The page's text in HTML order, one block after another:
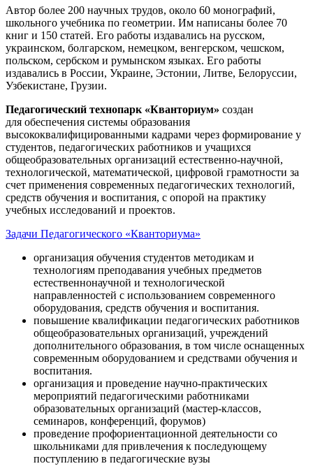
Автор более 200 научных трудов, около 60 монографий,
школьного учебника по геометрии. Им написаны более 70
книг и 150 статей. Его работы издавались на русском,
украинском, болгарском, немецком, венгерском, чешском,
польском, сербском и румынском языках. Его работы
издавались в России, Украине, Эстонии, Литве, Белоруссии,
Узбекистане, Грузии.
Педагогический технопарк «Кванториум» создан
для обеспечения системы образования
высококвалифицированными кадрами через формирование у
студентов, педагогических работников и учащихся
общеобразовательных организаций естественно-научной,
технологической, математической, цифровой грамотности за
счет применения современных педагогических технологий,
средств обучения и воспитания, с опорой на практику
учебных исследований и проектов.
Задачи Педагогического «Кванториума»
организация обучения студентов методикам и
технологиям преподавания учебных предметов
естественнонаучной и технологической
направленностей с использованием современного
оборудования, средств обучения и воспитания.
повышение квалификации педагогических работников
общеобразовательных организаций, учреждений
дополнительного образования, в том числе оснащенных
современным оборудованием и средствами обучения и
воспитания.
организация и проведение научно-практических
мероприятий педагогическими работниками
образовательных организаций (мастер-классов,
семинаров, конференций, форумов)
проведение профориентационной деятельности со
школьниками для привлечения к последующему
поступлению в педагогические вузы